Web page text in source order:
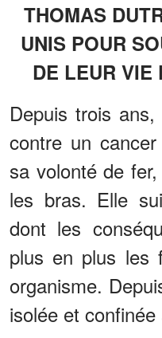
THOMAS
UNIS POUR
DE LEUR VIE
Depuis trois
contre un
sa volonté de
les bras. Elle
dont les
plus en plus les
organisme.
isolée et